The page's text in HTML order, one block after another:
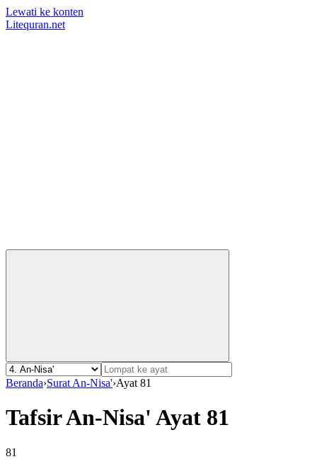
Lewati ke konten
Litequran.net
Beranda›Surat An-Nisa'›Ayat 81
Tafsir An-Nisa' Ayat 81
81